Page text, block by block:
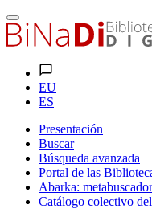
EU
ES
Presentación
Buscar
Búsqueda avanzada
Portal de las
Abarka:
Catálogo colectivo